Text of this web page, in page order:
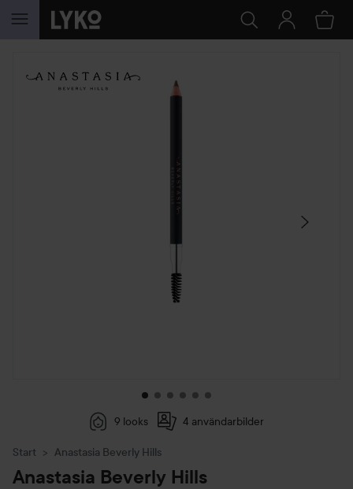
HOPPA TILL INNEHÅLLET
HOPPA ÖVER SEKTIONEN
9 looks 4 användarbilder
Start Anastasia Beverly Hills
Anastasia Beverly Hills